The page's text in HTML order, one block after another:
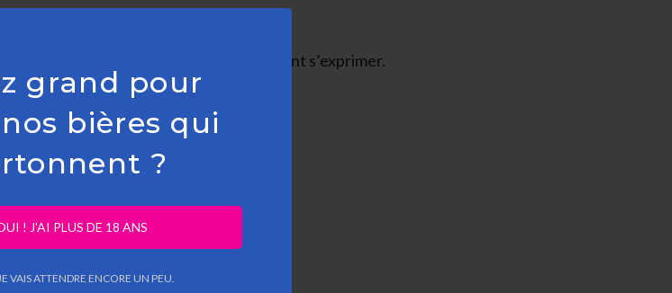
grand pour
bières qui
?
! J'AI PLUS DE 18 ANS
VAIS ATTENDRE ENCORE UN PEU.
et les saveurs exotiques pleinement s’exprimer.